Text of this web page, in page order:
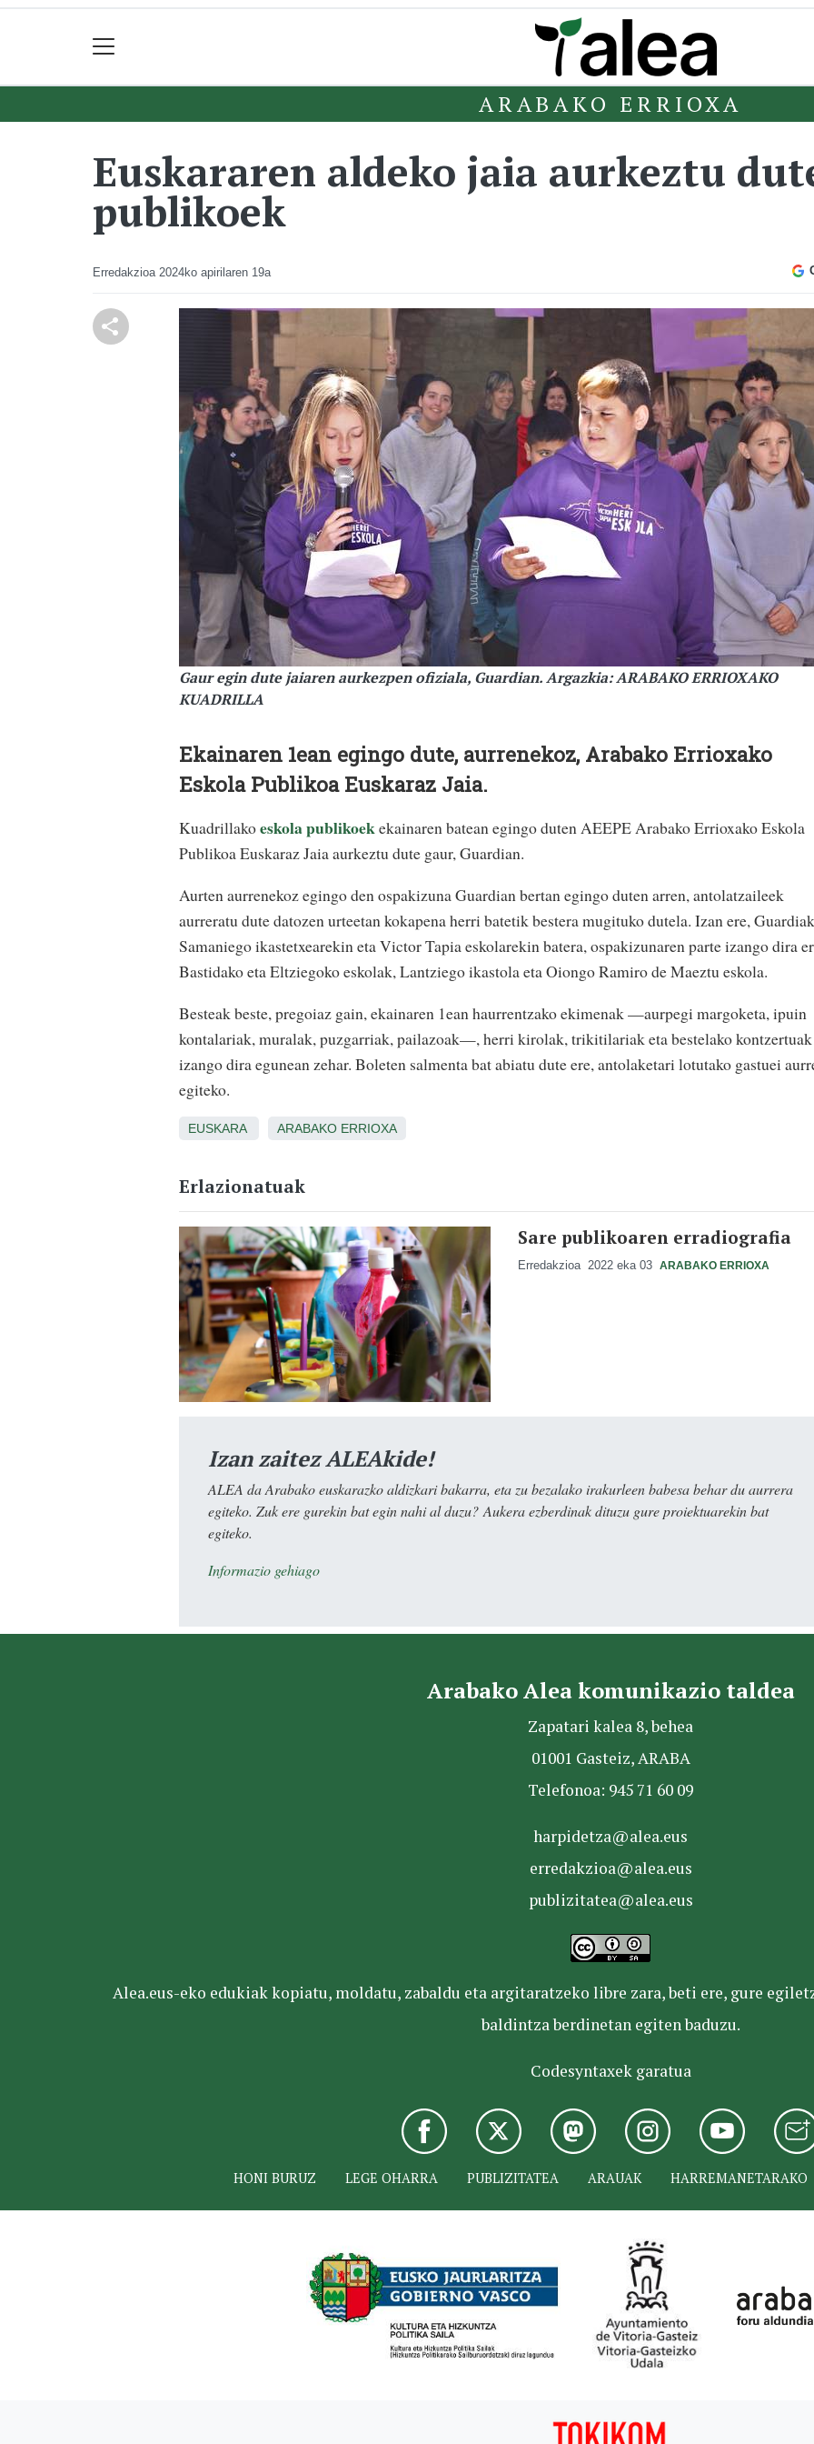
ARABAKO ERRIOXA
Euskararen aldeko jaia aurkeztu
publikoek
Erredakzioa 2024ko apirilaren 19a
Gaur egin dute jaiaren aurkezpen ofiziala, Guardian. Argazkia: ARABAKO ERRIOXAKO
KUADRILLA
Ekainaren 1ean egingo dute, aurrenekoz, Arabako Errioxako
Eskola Publikoa Euskaraz Jaia.
Kuadrillakoeskola publikoekekainaren batean egingo duten AEEPE Arabako Errioxako Eskola
Publikoa Euskaraz Jaia aurkeztu dute gaur, Guardian.
Aurten aurrenekoz egingo den ospakizuna Guardian bertan egingo duten arren, antolatzaileek
aurreratu dute datozen urteetan kokapena herri batetik bestera mugituko dutela. Izan ere,
Samaniego ikastetxearekin eta Victor Tapia eskolarekin batera, ospakizunaren parte izango dira
Bastidako eta Eltziegoko eskolak, Lantziego ikastola eta Oiongo Ramiro de Maeztu eskola.
Besteak beste, pregoiaz gain, ekainaren 1ean haurrentzako ekimenak —aurpegi margoketa, ipuin
kontalariak, muralak, puzgarriak, pailazoak—, herri kirolak, trikitilariak eta bestelako kontzertuak
izango dira egunean zehar. Boleten salmenta bat abiatu dute ere, antolaketari lotutako gastuei
egiteko.
EUSKARA ARABAKO ERRIOXA
Erlazionatuak
Sare publikoaren erradiografia
Erredakzioa 2022 eka 03 ARABAKO ERRIOXA
Izan zaitez ALEAkide!
ALEA da Arabako euskarazko aldizkari bakarra, eta zu bezalako irakurleen babesa behar du aurrera
egiteko. Zuk ere gurekin bat egin nahi al duzu? Aukera ezberdinak dituzu gure proiektuarekin bat
egiteko.
Informazio gehiago
Arabako Alea komunikazio taldea
Zapatari kalea 8, behea
01001 Gasteiz, ARABA
Telefonoa: 945 71 60 09
harpidetza@alea.eus
erredakzioa@alea.eus
publizitatea@alea.eus
Alea.eus-eko edukiak kopiatu, moldatu, zabaldu eta argitaratzeko libre zara, beti ere, gure
baldintza berdinetan egiten baduzu.
Codesyntaxek garatua
HONI BURUZ LEGE OHARRA PUBLIZITATEA ARAUAK HARREMANETARAKO